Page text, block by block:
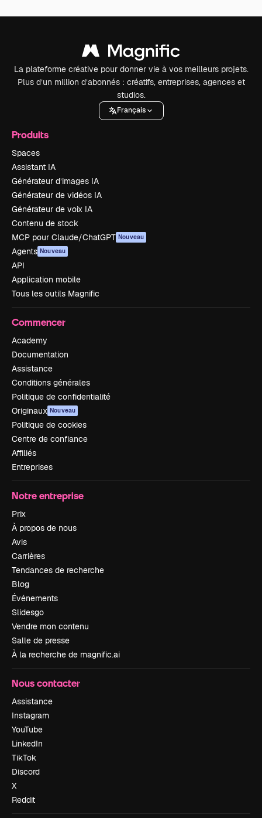
La plateforme créative pour donner vie à vos meilleurs projets.
Plus d’un million d’abonnés : créatifs, entreprises, agences et
studios.
Français
Produits
Spaces
Assistant IA
Générateur d’images IA
Générateur de vidéos IA
Générateur de voix IA
Contenu de stock
MCP pour Claude/ChatGPT Nouveau
Agents Nouveau
API
Application mobile
Tous les outils Magnific
Commencer
Academy
Documentation
Assistance
Conditions générales
Politique de confidentialité
Originaux Nouveau
Politique de cookies
Centre de confiance
Affiliés
Entreprises
Notre entreprise
Prix
À propos de nous
Avis
Carrières
Tendances de recherche
Blog
Événements
Slidesgo
Vendre mon contenu
Salle de presse
À la recherche de magnific.ai
Nous contacter
Assistance
Instagram
YouTube
LinkedIn
TikTok
Discord
X
Reddit